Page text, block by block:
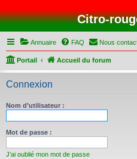
Citro-
Annuaire FAQ Nous
Portail Accueil du forum
Connexion
Nom d’utilisateur :
Mot de passe :
J’ai oublié mon mot de passe